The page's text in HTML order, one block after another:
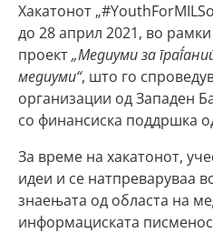
Хакатонот
до 28 април 2021, во
проект„Медиуми за
медиуми“, што го
организации од Западен
со финансиска поддршка
За време на хакатонот,
идеи и се натпреваруваа
знаењата од областа на
информациската